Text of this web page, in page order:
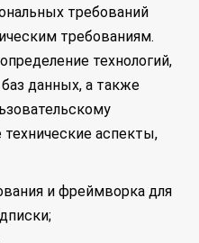
требований
требованиям.
технологий,
данных, а также
аспекты,
и фреймворка для